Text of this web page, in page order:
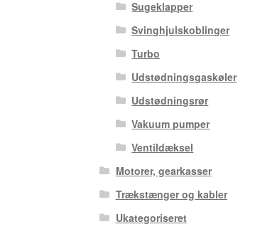
Sugeklapper
Svinghjulskoblinger
Turbo
Udstødningsgaskøler
Udstødningsrør
Vakuum pumper
Ventildæksel
Motorer, gearkasser
Trækstænger og kabler
Ukategoriseret